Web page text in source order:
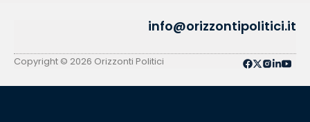
info@orizzontipolitici.it
Copyright © 2026 Orizzonti Politici